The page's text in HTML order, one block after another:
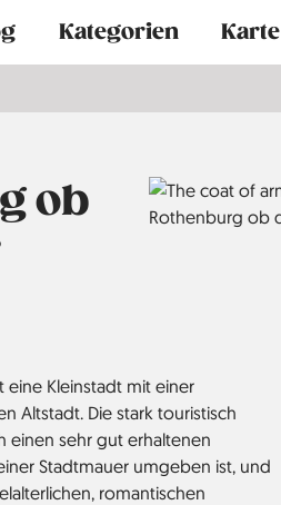
Kategorien Karte
ob
Kleinstadt mit einer
Altstadt. Die stark touristisch
einen sehr gut erhaltenen
Stadtmauer umgeben ist, und
romantischen